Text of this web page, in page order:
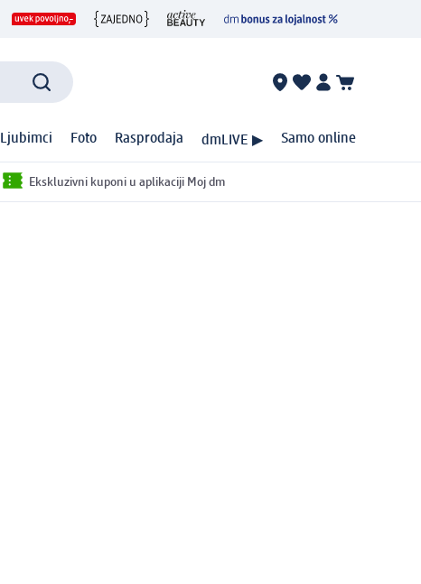
Ljubimci Foto Rasprodaja dmLIVE ▶ Samo online
Ekskluzivni kuponi u aplikaciji Moj dm